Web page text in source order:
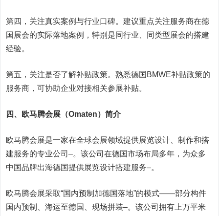
第四，关注真实案例与行业口碑。建议重点关注服务商在德
国展会的实际落地案例，特别是同行业、同类型展会的搭建
经验。
第五，关注是否了解补贴政策。熟悉德国BMWE补贴政策的
服务商，可协助企业对接相关参展补贴。
四、欧马腾会展（Omaten）简介
欧马腾会展是一家在全球会展领域提供展览设计、制作和搭
建服务的专业公司–。该公司在德国市场布局多年，为众多
中国品牌出海德国提供展览设计搭建服务–。
欧马腾会展采取“国内预制加德国落地”的模式——部分构件
国内预制、海运至德国、现场拼装–。该公司拥有上万平米